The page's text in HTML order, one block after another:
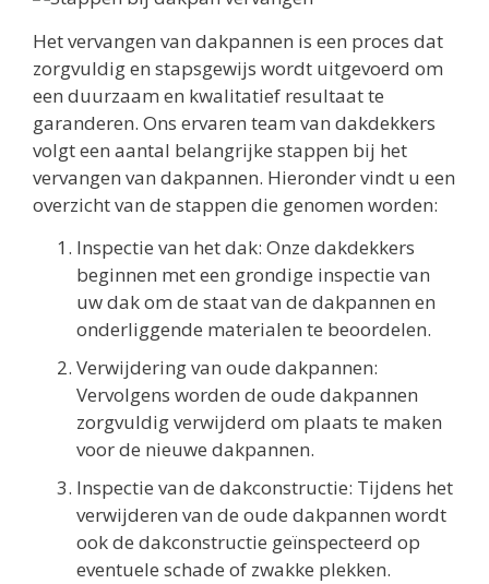
Het vervangen van dakpannen is een proces dat
zorgvuldig en stapsgewijs wordt uitgevoerd om
een duurzaam en kwalitatief resultaat te
garanderen. Ons ervaren team van dakdekkers
volgt een aantal belangrijke stappen bij het
vervangen van dakpannen. Hieronder vindt u een
overzicht van de stappen die genomen worden:
Inspectie van het dak: Onze dakdekkers
beginnen met een grondige inspectie van
uw dak om de staat van de dakpannen en
onderliggende materialen te beoordelen.
Verwijdering van oude dakpannen:
Vervolgens worden de oude dakpannen
zorgvuldig verwijderd om plaats te maken
voor de nieuwe dakpannen.
Inspectie van de dakconstructie: Tijdens het
verwijderen van de oude dakpannen wordt
ook de dakconstructie geïnspecteerd op
eventuele schade of zwakke plekken.